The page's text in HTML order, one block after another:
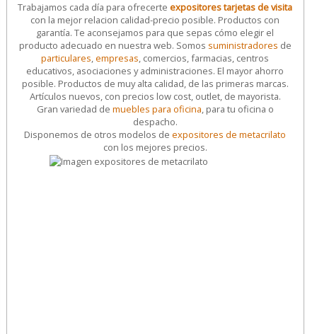
Trabajamos cada día para ofrecerteexpositores tarjetas de visita
con la mejor relacion calidad-precio posible. Productos con
garantía. Te aconsejamos para que sepas cómo elegir el
producto adecuado en nuestra web. Somos suministradores de
particulares,empresas, comercios, farmacias, centros
educativos, asociaciones y administraciones. El mayor ahorro
posible. Productos de muy alta calidad, de las primeras marcas.
Artículos nuevos, con precios low cost, outlet, de mayorista.
Gran variedad de muebles para oficina, para tu oficina o
despacho.
Disponemos de otros modelos deexpositores de metacrilato
con los mejores precios.